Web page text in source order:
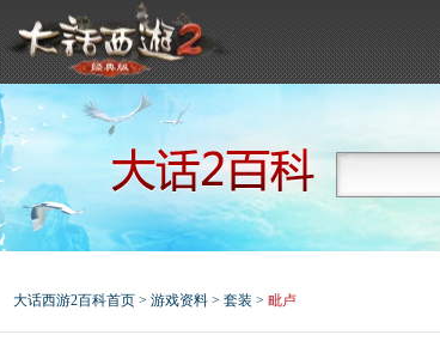
大话西游2百科首页 > 游戏资料 > 套装 > 毗卢